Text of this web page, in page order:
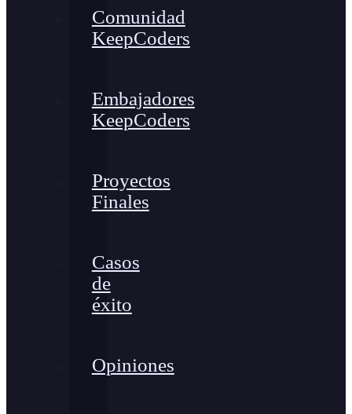
Comunidad
KeepCoders
Embajadores
KeepCoders
Proyectos
Finales
Casos
de
éxito
Opiniones